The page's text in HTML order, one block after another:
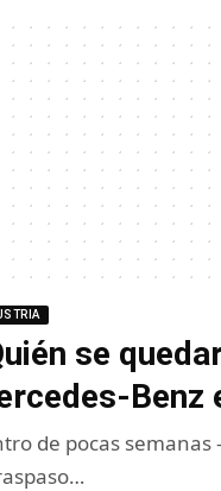
se
Benz
de pocas semanas